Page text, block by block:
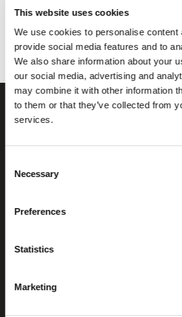
This website uses cookies
We use cookies to personalise content
provide social media features and to
We also share information about your
our social media, advertising and
may combine it with other information
to them or that they’ve collected from
services.
Selection
Necessary
Preferences
Statistics
Marketing
Vous avez vu tous les produits de